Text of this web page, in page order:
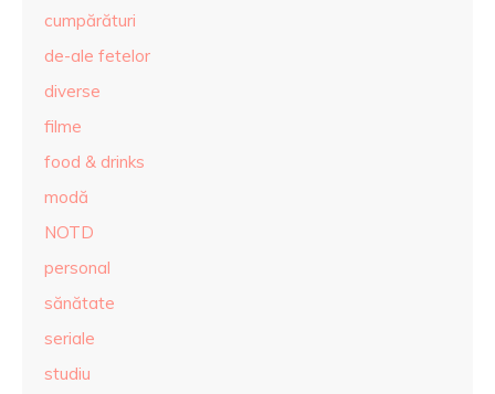
cumpărături
de-ale fetelor
diverse
filme
food & drinks
modă
NOTD
personal
sănătate
seriale
studiu